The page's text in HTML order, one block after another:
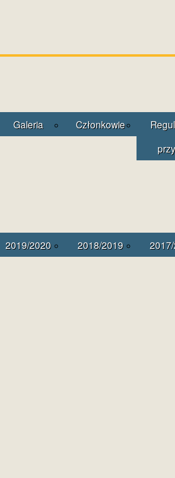
Galeria Członkowie
2019/2020 2018/2019